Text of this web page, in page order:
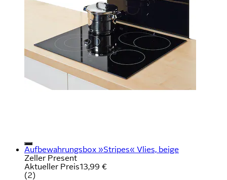
Aufbewahrungsbox »Stripes« Vlies, beige
Zeller Present
Aktueller Preis13,99 €
(2)